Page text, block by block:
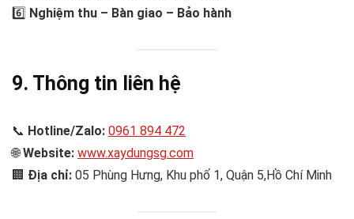
6️⃣ Nghiệm thu – Bàn giao – Bảo hành
9. Thông tin liên hệ
📞 Hotline/Zalo: 0961 894 472
🌐Website: www.xaydungsg.com
🏢 Địa chỉ: 05 Phùng Hưng, Khu phố 1, Quận 5,Hồ Chí Minh